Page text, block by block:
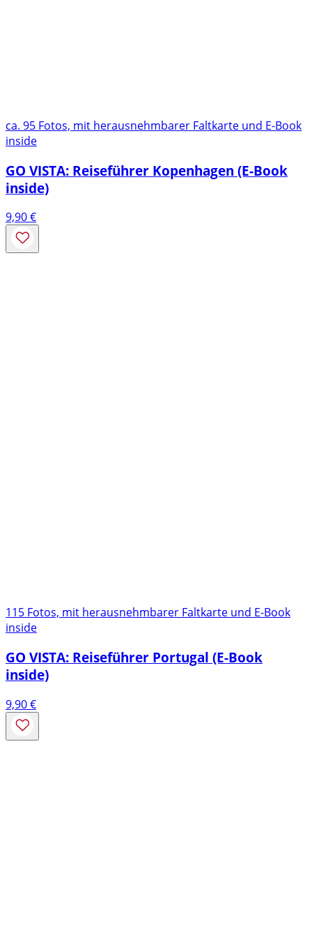
ca. 95 Fotos, mit herausnehmbarer Faltkarte und E-Book
inside
GO VISTA: Reiseführer Kopenhagen (E-Book
inside)
9,90€
115 Fotos, mit herausnehmbarer Faltkarte und E-Book
inside
GO VISTA: Reiseführer Portugal (E-Book
inside)
9,90€